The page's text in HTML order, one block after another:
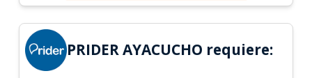
PRIDER AYACUCHO requiere: